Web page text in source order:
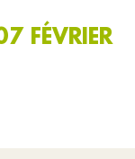
FÉVRIER